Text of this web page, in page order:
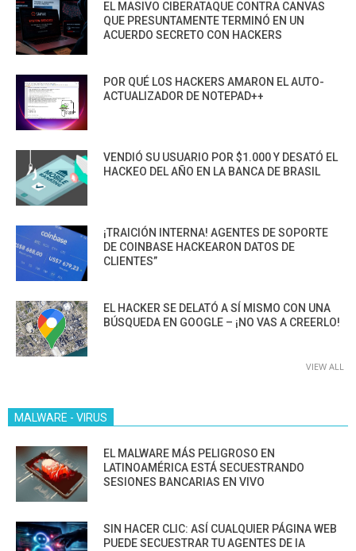
EL MASIVO CIBERATAQUE CONTRA CANVAS
QUE PRESUNTAMENTE TERMINÓ EN UN
ACUERDO SECRETO CON HACKERS
POR QUÉ LOS HACKERS AMARON EL AUTO-
ACTUALIZADOR DE NOTEPAD++
VENDIÓ SU USUARIO POR $1.000 Y DESATÓ EL
HACKEO DEL AÑO EN LA BANCA DE BRASIL
¡TRAICIÓN INTERNA! AGENTES DE SOPORTE
DE COINBASE HACKEARON DATOS DE
CLIENTES”
EL HACKER SE DELATÓ A SÍ MISMO CON UNA
BÚSQUEDA EN GOOGLE – ¡NO VAS A CREERLO!
VIEW ALL
MALWARE - VIRUS
EL MALWARE MÁS PELIGROSO EN
LATINOAMÉRICA ESTÁ SECUESTRANDO
SESIONES BANCARIAS EN VIVO
SIN HACER CLIC: ASÍ CUALQUIER PÁGINA WEB
PUEDE SECUESTRAR TU AGENTES DE IA